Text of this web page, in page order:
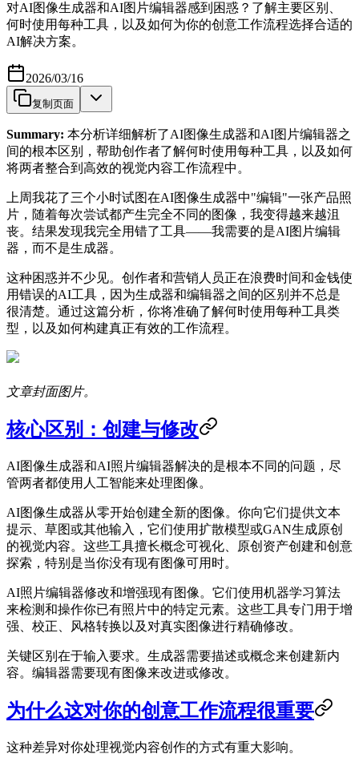
对AI图像生成器和AI图片编辑器感到困惑？了解主要区别、
何时使用每种工具，以及如何为你的创意工作流程选择合适的
AI解决方案。
2026/03/16
复制页面
Summary: 本分析详细解析了AI图像生成器和AI图片编辑器之
间的根本区别，帮助创作者了解何时使用每种工具，以及如何
将两者整合到高效的视觉内容工作流程中。
上周我花了三个小时试图在AI图像生成器中"编辑"一张产品照
片，随着每次尝试都产生完全不同的图像，我变得越来越沮
丧。结果发现我完全用错了工具——我需要的是AI图片编辑
器，而不是生成器。
这种困惑并不少见。创作者和营销人员正在浪费时间和金钱使
用错误的AI工具，因为生成器和编辑器之间的区别并不总是
很清楚。通过这篇分析，你将准确了解何时使用每种工具类
型，以及如何构建真正有效的工作流程。
文章封面图片。
核心区别：创建与修改
AI图像生成器和AI照片编辑器解决的是根本不同的问题，尽
管两者都使用人工智能来处理图像。
AI图像生成器从零开始创建全新的图像。你向它们提供文本
提示、草图或其他输入，它们使用扩散模型或GAN生成原创
的视觉内容。这些工具擅长概念可视化、原创资产创建和创意
探索，特别是当你没有现有图像可用时。
AI照片编辑器修改和增强现有图像。它们使用机器学习算法
来检测和操作你已有照片中的特定元素。这些工具专门用于增
强、校正、风格转换以及对真实图像进行精确修改。
关键区别在于输入要求。生成器需要描述或概念来创建新内
容。编辑器需要现有图像来改进或修改。
为什么这对你的创意工作流程很重要
这种差异对你处理视觉内容创作的方式有重大影响。